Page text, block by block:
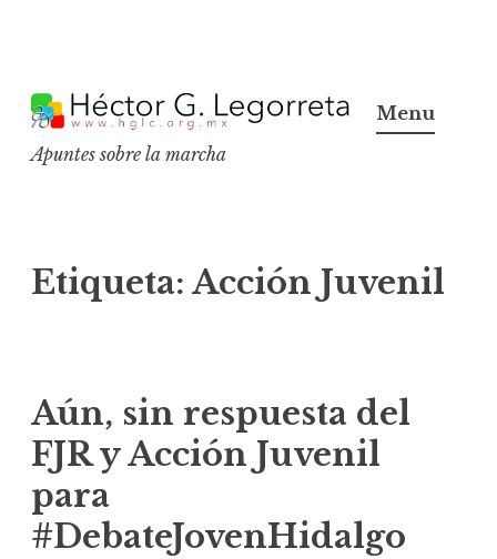
k
p
c
o
n
t
Apuntes sobre la marcha
Menu
Etiqueta: Acción Juvenil
Aún, sin respuesta del
FJR y Acción Juvenil
para
#DebateJovenHidalgo